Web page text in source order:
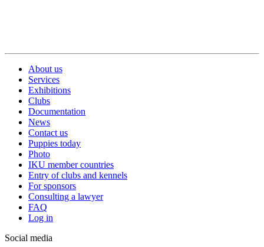
About us
Services
Exhibitions
Clubs
Documentation
News
Contact us
Puppies today
Photo
IKU member countries
Entry of clubs and kennels
For sponsors
Consulting a lawyer
FAQ
Log in
Social media